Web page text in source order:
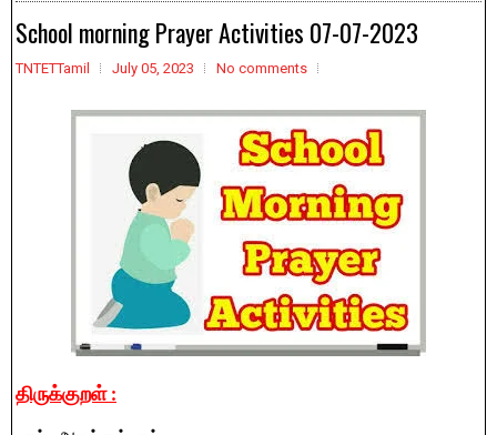
School morning Prayer Activities 07-07-2023
TNTETTamil July 05, 2023 No comments
திருக்குறள்: